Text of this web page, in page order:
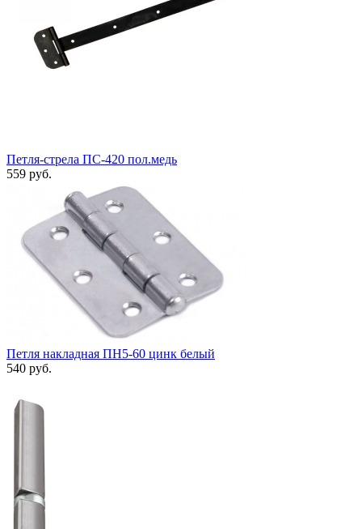
Петля-стрела ПС-420 пол.медь
559 руб.
Петля накладная ПН5-60 цинк белый
540 руб.